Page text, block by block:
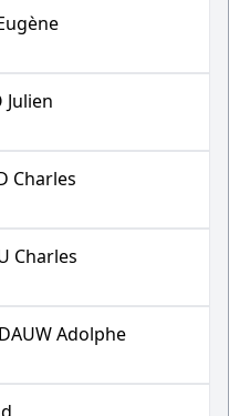
Julien
Charles
Charles
Adolphe